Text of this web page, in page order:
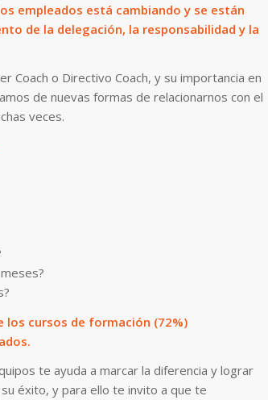
empleados está cambiando y se están
de la delegación, la responsabilidad y la
Coach o Directivo Coach, y su importancia en
de nuevas formas de relacionarnos con el
veces.
los cursos de formación (72%)
te ayuda a marcar la diferencia y lograr
éxito, y para ello te invito a que te